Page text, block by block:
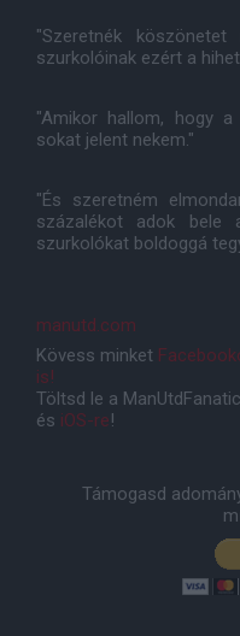
"Szeretnék
szurkolóinak ezért a
"Amikor hallom, hogy a
sokat jelent nekem."
"És szeretném
százalékot adok
szurkolókat boldoggá
manutd.com
Kövess minket
is!
Töltsd le a
és iOS-re!
Támogasd